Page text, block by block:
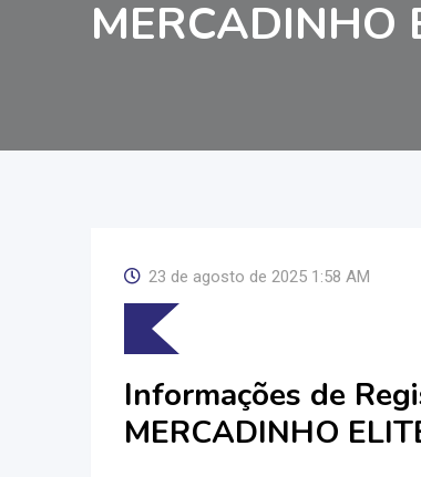
MERCADINHO
23 de agosto de 2025 1:58 AM
Informações de
MERCADINHO